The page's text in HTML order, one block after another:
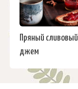
Пряный сливовый
джем